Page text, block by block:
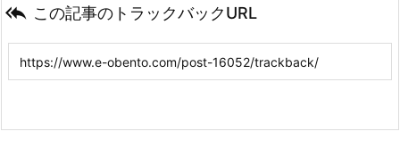
 この記事のトラックバックURL